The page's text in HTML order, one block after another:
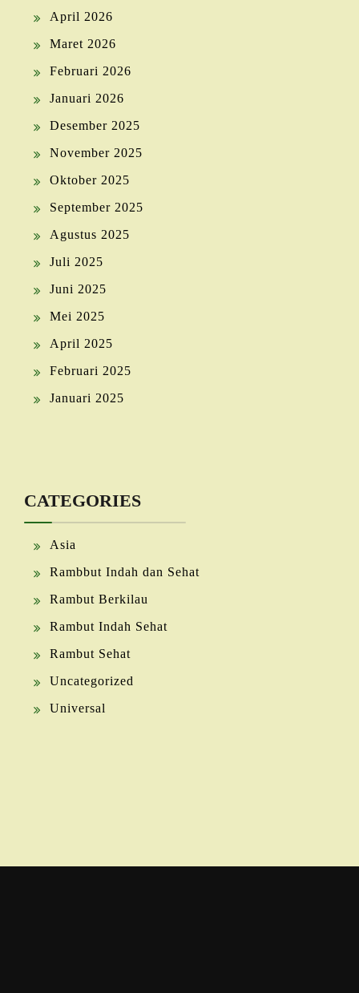
April 2026
Maret 2026
Februari 2026
Januari 2026
Desember 2025
November 2025
Oktober 2025
September 2025
Agustus 2025
Juli 2025
Juni 2025
Mei 2025
April 2025
Februari 2025
Januari 2025
CATEGORIES
Asia
Rambbut Indah dan Sehat
Rambut Berkilau
Rambut Indah Sehat
Rambut Sehat
Uncategorized
Universal